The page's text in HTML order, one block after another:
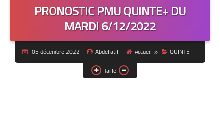
PRONOSTIC PMU QUINTE+ DU
MARDI 6/12/2022
05 décembre 2022 Abdellatif Accueil
QUINTE
Taille